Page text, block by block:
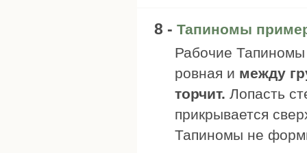
8 - Тапиномы
Рабочие
ровная и между
торчит. Лопасть
прикрывается
Тапиномы не